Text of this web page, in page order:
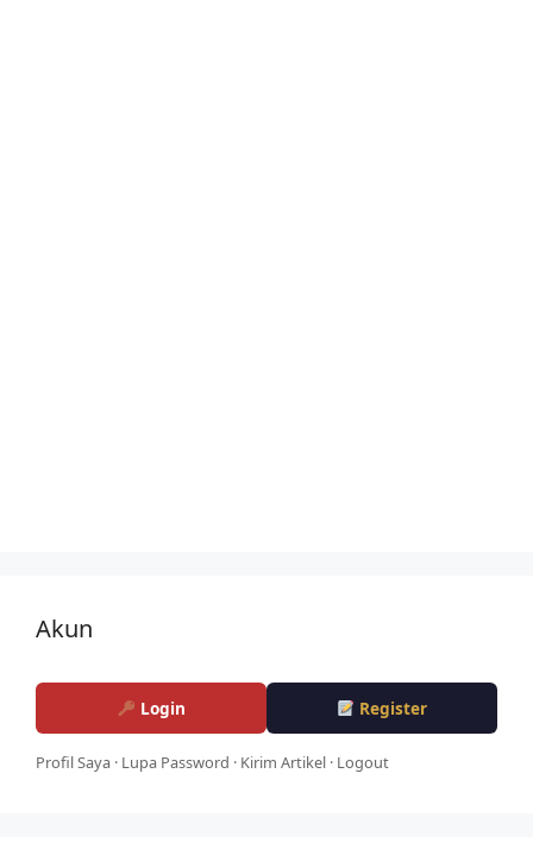
Akun
Login Register
Profil Saya · Lupa Password · Kirim Artikel · Logout